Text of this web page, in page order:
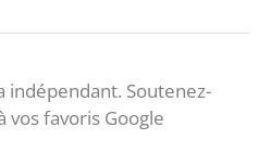
indépendant. Soutenez-
vos favoris Google